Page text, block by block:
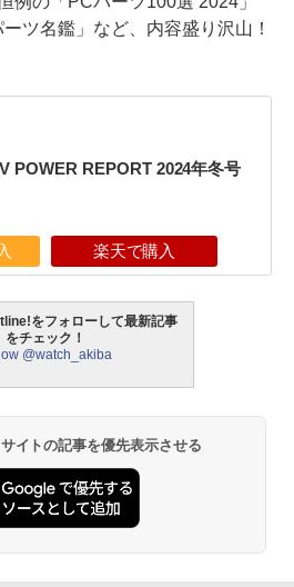
ツ名鑑」など、内容盛り沢山！
POWER REPORT 2024年冬号
楽天で購入
をフォローして最新記事
をチェック！
@watch_akiba
イトの記事を優先表示させる